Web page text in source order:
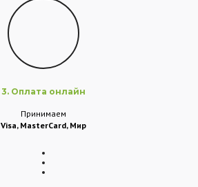
3. Оплата онлайн
Принимаем
Visa, MasterCard, Мир